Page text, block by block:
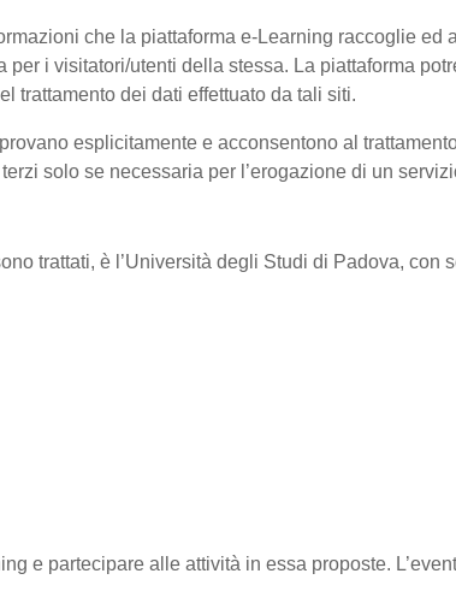
che la piattaforma e-Learning raccoglie ed
i visitatori/utenti della stessa. La piattaforma
trattamento dei dati effettuato da tali siti.
esplicitamente e acconsentono al
solo se necessaria per l’erogazione di un
trattati, è l’Università degli Studi di Padova, con
e partecipare alle attività in essa proposte.